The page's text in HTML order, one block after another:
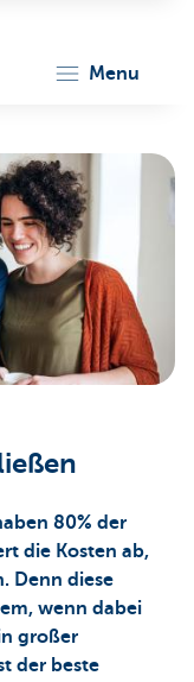
menu
80% der
die Kosten ab,
Denn diese
wenn dabei
großer
der beste